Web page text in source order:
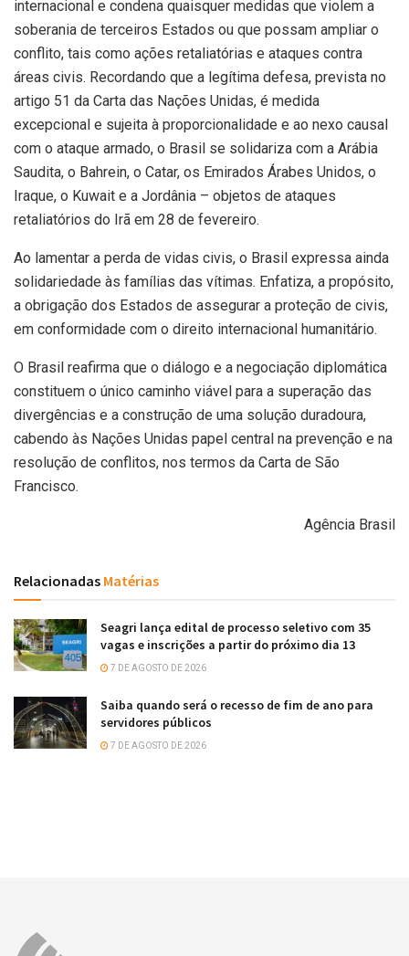
internacional e condena quaisquer medidas que violem a
soberania de terceiros Estados ou que possam ampliar o
conflito, tais como ações retaliatórias e ataques contra
áreas civis. Recordando que a legítima defesa, prevista no
artigo 51 da Carta das Nações Unidas, é medida
excepcional e sujeita à proporcionalidade e ao nexo causal
com o ataque armado, o Brasil se solidariza com a Arábia
Saudita, o Bahrein, o Catar, os Emirados Árabes Unidos, o
Iraque, o Kuwait e a Jordânia – objetos de ataques
retaliatórios do Irã em 28 de fevereiro.
Ao lamentar a perda de vidas civis, o Brasil expressa ainda
solidariedade às famílias das vítimas. Enfatiza, a propósito,
a obrigação dos Estados de assegurar a proteção de civis,
em conformidade com o direito internacional humanitário.
O Brasil reafirma que o diálogo e a negociação diplomática
constituem o único caminho viável para a superação das
divergências e a construção de uma solução duradoura,
cabendo às Nações Unidas papel central na prevenção e na
resolução de conflitos, nos termos da Carta de São
Francisco.
Agência Brasil
Relacionadas Matérias
Seagri lança edital de processo seletivo com 35
vagas e inscrições a partir do próximo dia 13
7 DE AGOSTO DE 2026
Saiba quando será o recesso de fim de ano para
servidores públicos
7 DE AGOSTO DE 2026